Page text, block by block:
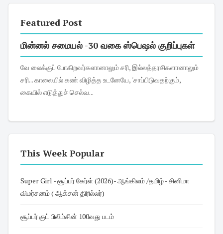
Featured Post
மின்னல் சமையல் -30 வகை ஸ்பெஷல் குறிப்புகள்
வே லைக்குப் போகிறவர்களானாலும் சரி, இல்லத்தரசிகளானாலும்
சரி... காலையில் கண் விழித்த உடனேயே, 'சாப்பிடுவதற்கும்,
கையில் எடுத்துச் செல்வ...
This Week Popular
Super Girl - சூப்பர் கேர்ள் (2026)- ஆங்கிலம் /தமிழ் - சினிமா
விமர்சனம் ( ஆக்சன் திரில்லர்)
சூப்பர் குட் பிலிம்சின் 100வது படம்